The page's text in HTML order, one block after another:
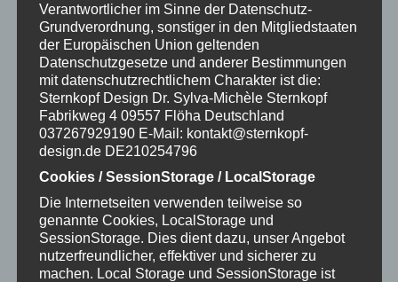
Sternkopf-Engel, mit Cello, sitzend
227,00€
Verantwortlicher im Sinne der Datenschutz-
Grundverordnung, sonstiger in den Mitgliedstaaten
der Europäischen Union geltenden
Datenschutzgesetze und anderer Bestimmungen
mit datenschutzrechtlichem Charakter ist die:
Sternkopf Design Dr. Sylva-Michèle Sternkopf
Fabrikweg 4 09557 Flöha Deutschland
037267929190 E-Mail: kontakt@sternkopf-
design.de DE210254796
Cookies / SessionStorage / LocalStorage
Die Internetseiten verwenden teilweise so
genannte Cookies, LocalStorage und
SessionStorage. Dies dient dazu, unser Angebot
nutzerfreundlicher, effektiver und sicherer zu
machen. Local Storage und SessionStorage ist